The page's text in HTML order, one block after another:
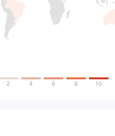
2 4 6 8 10